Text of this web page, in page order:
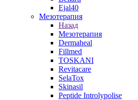
Ejal40
Мезотерапия
Назад
Мезотерапия
Dermaheal
Fillmed
TOSKANI
Revitacare
SelaTox
Skinasil
Peptide Introlypolise